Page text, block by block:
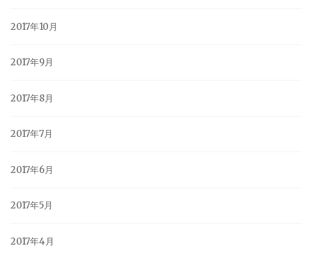
2017年10月
2017年9月
2017年8月
2017年7月
2017年6月
2017年5月
2017年4月